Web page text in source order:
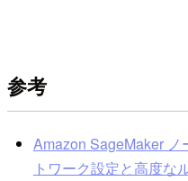
参考
Amazon SageMaker ノ
トワーク設定と高度な